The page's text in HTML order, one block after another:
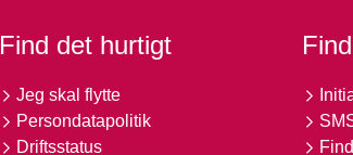
Find det hurtigt
Jeg skal flytte
Persondatapolitik
Driftsstatus